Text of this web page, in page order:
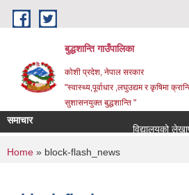
Skip to main content
बुद्धशान्ति गाउँपालिका
कोशी प्रदेश, नेपाल सरकार
"स्वास्थ्य,पूर्वाधार ,लघुउद्यम र कृषिमा
सुशासनयुक्त बुद्धशान्ति "
समाचार
विद्यालयको
You are here
Home » block-flash_news